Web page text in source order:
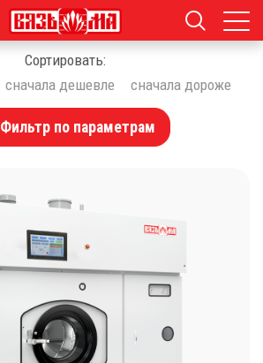
Сортировать:
сначала дешевле сначала дороже
Фильтр по параметрам